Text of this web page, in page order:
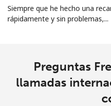
Siempre que he hecho una
rápidamente y sin problemas,...
Preguntas
llamadas